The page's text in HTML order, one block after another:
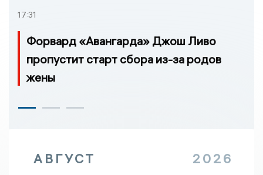
17:31
Форвард «Авангарда» Джош Ливо
пропустит старт сбора из-за родов
жены
АВГУСТ 2026